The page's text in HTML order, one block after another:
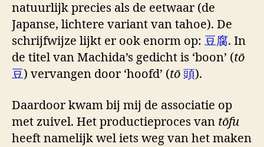
natuurlijk precies als de eetwaar (de
Japanse, lichtere variant van tahoe). De
schrijfwijze lijkt er ook enorm op: 豆腐. In
de titel van Machida’s gedicht is ‘boon’ (tō
豆) vervangen door ‘hoofd’ (tō 頭).
Daardoor kwam bij mij de associatie op
met zuivel. Het productieproces van tōfu
heeft namelijk wel iets weg van het maken